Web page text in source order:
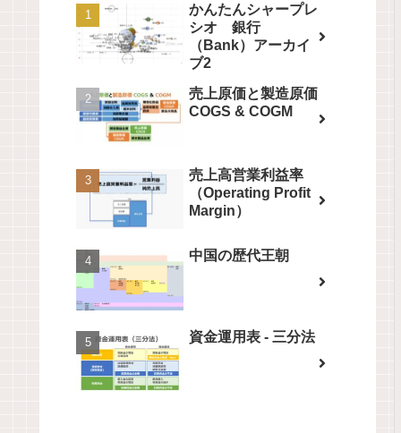
かんたんシャープレ
シオ 銀行
（Bank）アーカイ
ブ2
売上原価と製造原価
COGS & COGM
売上高営業利益率
（Operating Profit
Margin）
中国の歴代王朝
資金運用表 - 三分法